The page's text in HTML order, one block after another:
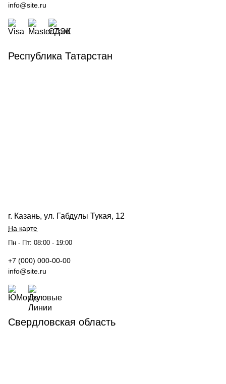
info@site.ru
Республика Татарстан
г. Казань, ул. Габдулы Тукая, 12
На карте
Пн - Пт: 08:00 - 19:00
+7 (000) 000-00-00
info@site.ru
Свердловская область